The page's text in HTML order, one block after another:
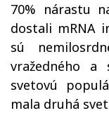
70% nárastu
dostali mRNA
sú
vražedného a
svetovú
mala druhá